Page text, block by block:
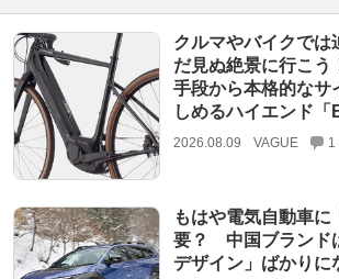
クルマやバイクでは
だ見ぬ絶景に行こう
手段から本格的なサ
しめるハイエンド「
2026.08.09 VAGUE 1
もはや電気自動車に
要？ 中国ブランド
デザイン」ばかりに